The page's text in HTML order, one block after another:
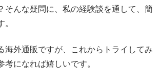
そんな疑問に、私の経験談を通して、簡
海外通販ですが、これからトライしてみ
考になれば嬉しいです。